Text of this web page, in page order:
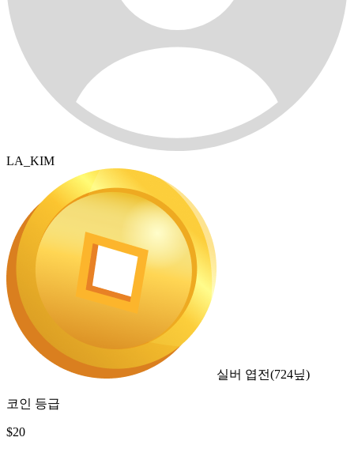
LA_KIM
실버 엽전(724닢)
코인 등급
$20